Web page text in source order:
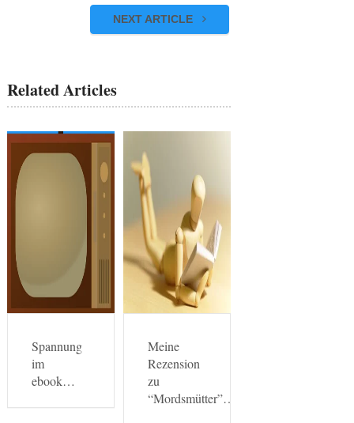
NEXT ARTICLE
Related Articles
Spannung
im
ebook…
Meine
Rezension
zu
“Mordsmütter”…